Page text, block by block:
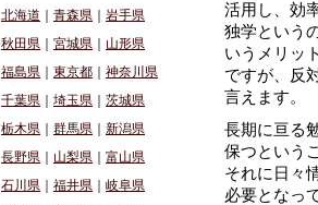
活用し、効
独学という
いうメリッ
ですが、反
言えます。
長期に亘る
保つという
それに日々
必要となっ
北海道 青森県
岩手県
秋田県
宮城県
山形県
福島県
東京都
神奈川県
千葉県
埼玉県
茨城県
栃木県
群馬県
新潟県
長野県
山梨県
富山県
石川県
福井県
岐阜県